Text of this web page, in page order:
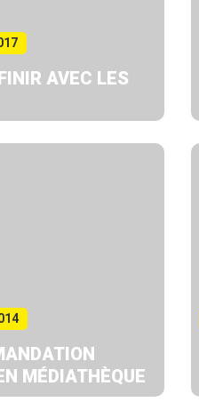
AVEC LES
MÉDIATHÈQUE